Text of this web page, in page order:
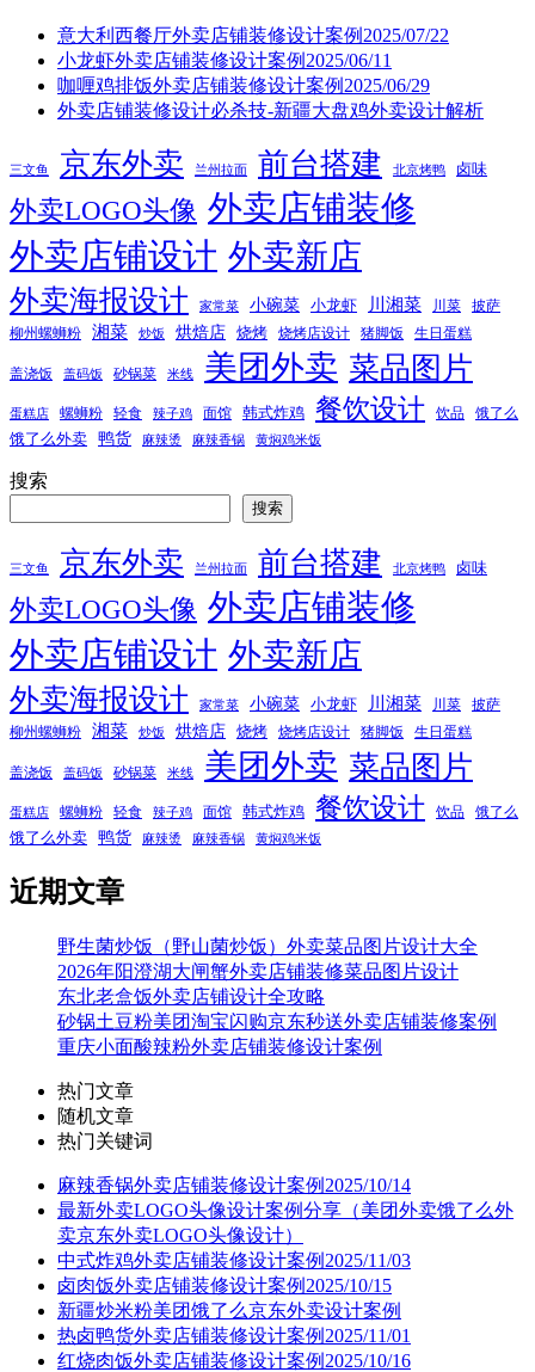
意大利西餐厅外卖店铺装修设计案例2025/07/22
小龙虾外卖店铺装修设计案例2025/06/11
咖喱鸡排饭外卖店铺装修设计案例2025/06/29
外卖店铺装修设计必杀技-新疆大盘鸡外卖设计解析
三文鱼 京东外卖 兰州拉面 前台搭建 北京烤鸭 卤味
外卖LOGO头像 外卖店铺装修
外卖店铺设计 外卖新店
外卖海报设计 家常菜 小碗菜 小龙虾 川湘菜 川菜
披萨
柳州螺蛳粉
湘菜 炒饭 烘焙店 烧烤 烧烤店设计 猪脚饭 生日蛋糕
盖浇饭 盖码饭 砂锅菜 米线 美团外卖 菜品图片
蛋糕店 螺蛳粉 轻食 辣子鸡 面馆 韩式炸鸡 餐饮设计 饮品 饿了么
饿了么外卖 鸭货 麻辣烫 麻辣香锅 黄焖鸡米饭
搜索
搜索
三文鱼 京东外卖 兰州拉面 前台搭建 北京烤鸭 卤味
外卖LOGO头像 外卖店铺装修
外卖店铺设计 外卖新店
外卖海报设计 家常菜 小碗菜 小龙虾 川湘菜 川菜
披萨
柳州螺蛳粉
湘菜 炒饭 烘焙店 烧烤 烧烤店设计 猪脚饭 生日蛋糕
盖浇饭 盖码饭 砂锅菜 米线 美团外卖 菜品图片
蛋糕店 螺蛳粉 轻食 辣子鸡 面馆 韩式炸鸡 餐饮设计 饮品 饿了么
饿了么外卖 鸭货 麻辣烫 麻辣香锅 黄焖鸡米饭
近期文章
野生菌炒饭（野山菌炒饭）外卖菜品图片设计大全
2026年阳澄湖大闸蟹外卖店铺装修菜品图片设计
东北老盒饭外卖店铺设计全攻略
砂锅土豆粉美团淘宝闪购京东秒送外卖店铺装修案例
重庆小面酸辣粉外卖店铺装修设计案例
热门文章
随机文章
热门关键词
麻辣香锅外卖店铺装修设计案例2025/10/14
最新外卖LOGO头像设计案例分享（美团外卖饿了么外
卖京东外卖LOGO头像设计）
中式炸鸡外卖店铺装修设计案例2025/11/03
卤肉饭外卖店铺装修设计案例2025/10/15
新疆炒米粉美团饿了么京东外卖设计案例
热卤鸭货外卖店铺装修设计案例2025/11/01
红烧肉饭外卖店铺装修设计案例2025/10/16